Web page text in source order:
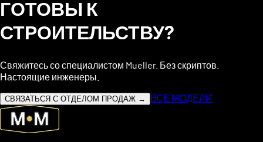
ГОТОВЫ К
СТРОИТЕЛЬСТВУ?
Свяжитесь со специалистом Mueller. Без скриптов.
Настоящие инженеры.
СВЯЗАТЬСЯ С ОТДЕЛОМ ПРОДАЖ → ВСЕ МОДЕЛИ